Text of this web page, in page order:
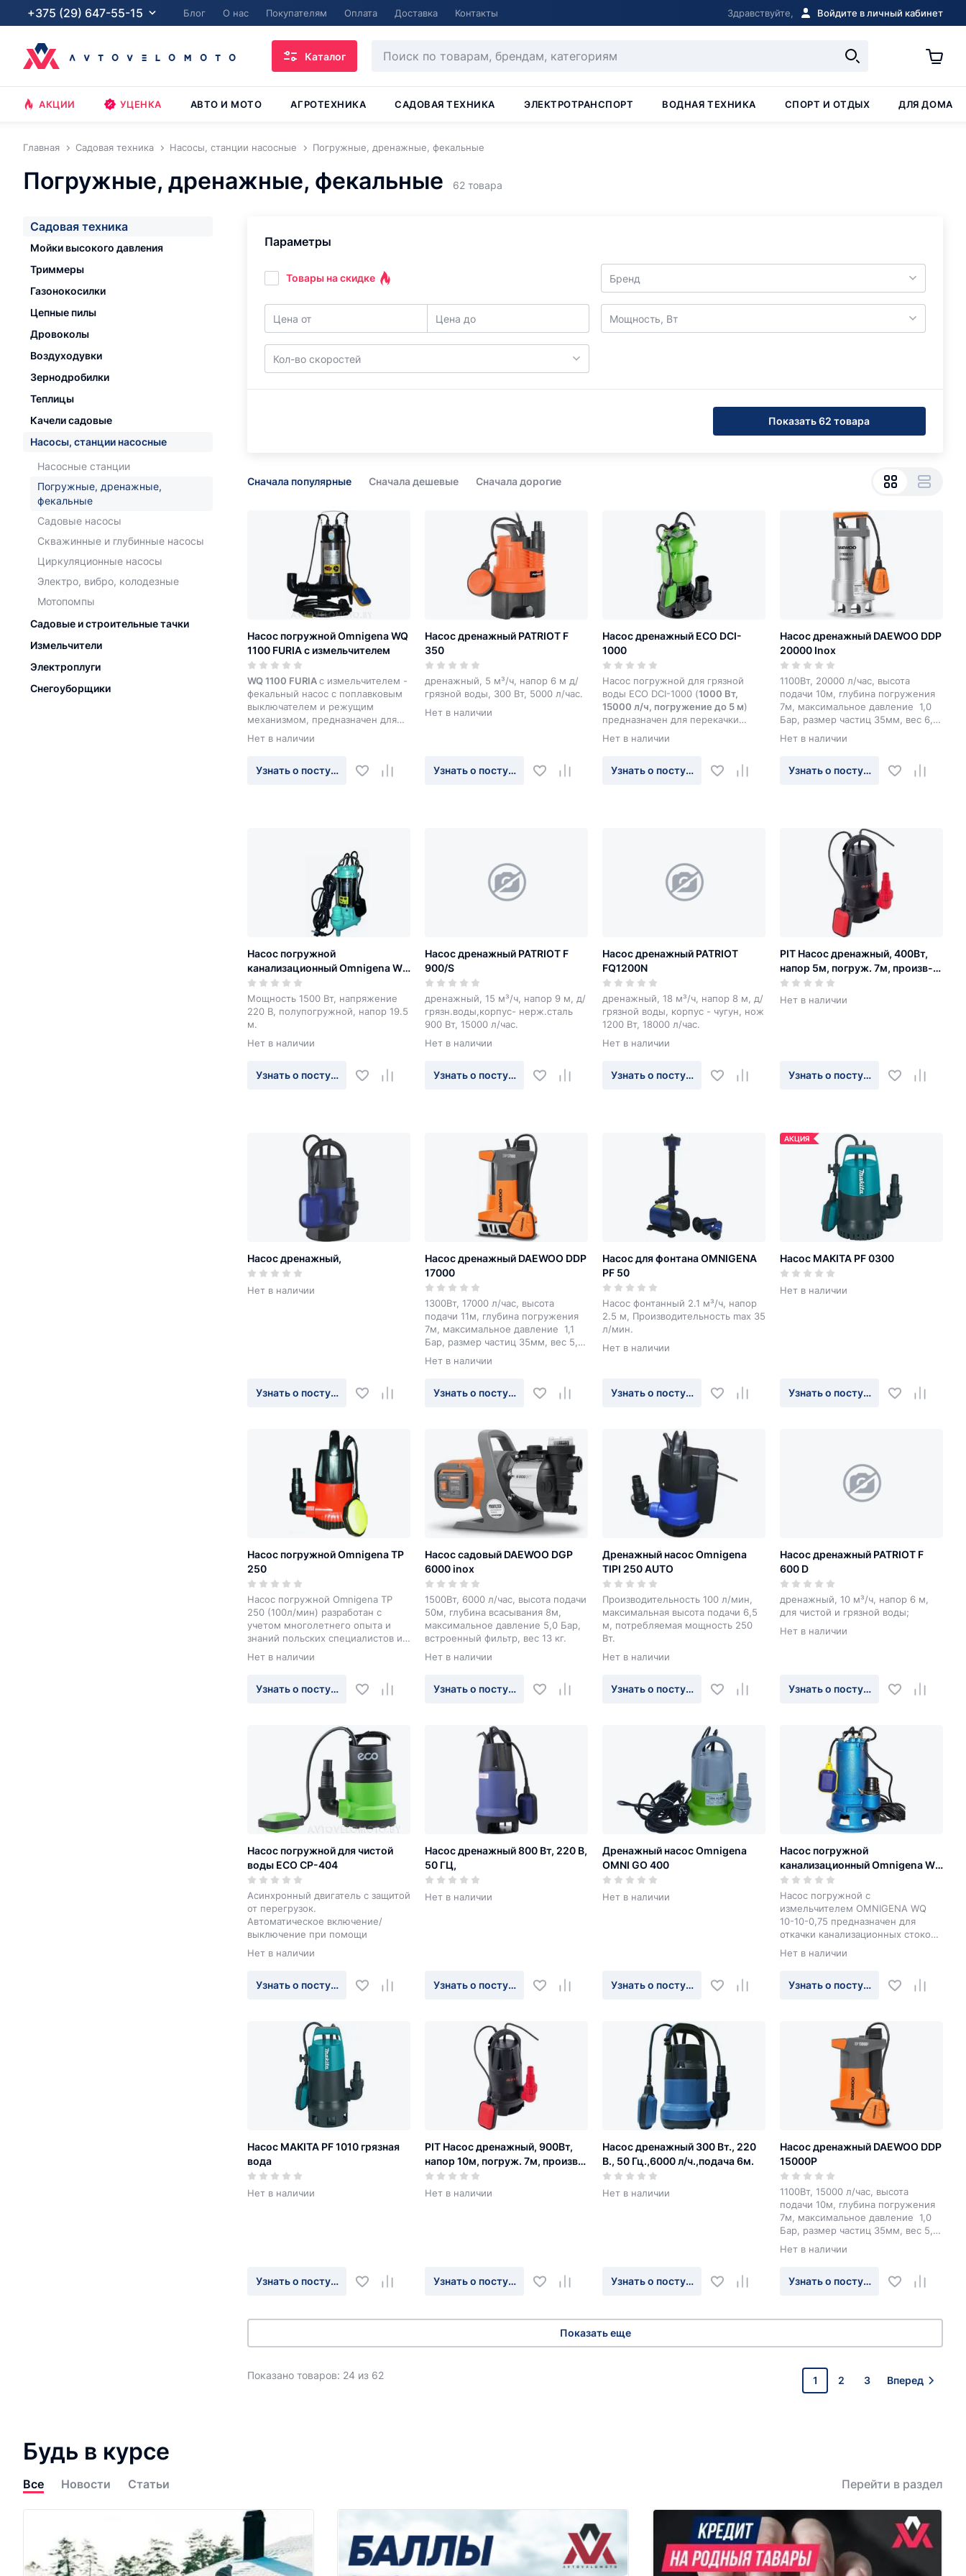
+375 (29) 647-55-15 Блог О нас Покупателям Оплата Доставка Контакты Здравствуйте, Войдите в личный кабинет
Каталог
АКЦИИ УЦЕНКА АВТО И МОТО АГРОТЕХНИКА САДОВАЯ ТЕХНИКА ЭЛЕКТРОТРАНСПОРТ ВОДНАЯ ТЕХНИКА СПОРТ И ОТДЫХ ДЛЯ ДОМА
Главная Садовая техника Насосы, станции насосные Погружные, дренажные, фекальные
Погружные, дренажные, фекальные 62 товара
Садовая техника
Мойки высокого давления
Триммеры
Газонокосилки
Цепные пилы
Дровоколы
Воздуходувки
Зернодробилки
Теплицы
Качели садовые
Насосы, станции насосные
Насосные станции
Погружные, дренажные,
фекальные
Садовые насосы
Скважинные и глубинные насосы
Циркуляционные насосы
Электро, вибро, колодезные
Мотопомпы
Садовые и строительные тачки
Измельчители
Электроплуги
Снегоуборщики
Параметры
Товары на скидке Бренд
Цена от Цена до Мощность, Вт
Кол-во скоростей
Показать 62 товара
Сначала популярные Сначала дешевые Сначала дорогие
Насос погружной Omnigena WQ
1100 FURIA с измельчителем
WQ 1100 FURIAс измельчителем -
фекальный насос с поплавковым
выключателем и режущим
механизмом, предназначен для
отвода канализации и стоков,
откачки грязной воды из
водоемов, отвода сточных
Нет в наличии
Узнать о поступлении
Насос дренажный PATRIOT F
350
дренажный, 5 м³/ч, напор 6 м д/
грязной воды, 300 Вт, 5000 л/час.
Нет в наличии
Узнать о поступлении
Насос дренажный ECO DCI-
1000
Насос погружной для грязной
воды ECO DCI-1000 (1000 Вт,
15000 л/ч, погружение до 5 м)
предназначен для перекачки
сточной воды из затопленных
погребов и подвалов, в случае
технических водоемов.
Нет в наличии
Узнать о поступлении
Насос дренажный DAEWOO DDP
20000 Inox
1100Вт, 20000 л/час, высота
подачи 10м, глубина погружения
7м, максимальное давление 1,0
Бар, размер частиц 35мм, вес 6,1
кг.
Нет в наличии
Узнать о поступлении
Насос погружной
канализационный Omnigena WQ
7-16-1,5
Мощность 1500 Вт, напряжение
220 В, полупогружной, напор 19.5
м.
Нет в наличии
Узнать о поступлении
Насос дренажный PATRIOT F
900/S
дренажный, 15 м³/ч, напор 9 м, д/
грязн.воды,корпус- нерж.сталь
900 Вт, 15000 л/час.
Нет в наличии
Узнать о поступлении
Насос дренажный PATRIOT
FQ1200N
дренажный, 18 м³/ч, напор 8 м, д/
грязной воды, корпус - чугун, нож
1200 Вт, 18000 л/час.
Нет в наличии
Узнать о поступлении
PIT Насос дренажный, 400Вт,
напор 5м, погруж. 7м, произв-
ть 7.5 куб.м/час
Нет в наличии
Узнать о поступлении
Насос дренажный,
Нет в наличии
Узнать о поступлении
Насос дренажный DAEWOO DDP
17000
1300Вт, 17000 л/час, высота
подачи 11м, глубина погружения
7м, максимальное давление 1,1
Бар, размер частиц 35мм, вес 5,5
кг.
Нет в наличии
Узнать о поступлении
Насос для фонтана OMNIGENA
PF 50
Насос фонтанный 2.1 м³/ч, напор
2.5 м, Производительность max 35
л/мин.
Нет в наличии
Узнать о поступлении
АКЦИЯ
Насос MAKITA PF 0300
Нет в наличии
Узнать о поступлении
Насос погружной Omnigena TP
250
Насос погружной Omnigena TP
250 (100л/мин) разработан с
учетом многолетнего опыта и
знаний польских специалистов и
отличаются высоким качеством,
долговечностью и сравнительно
Нет в наличии
Узнать о поступлении
Насос садовый DAEWOO DGP
6000 inox
1500Вт, 6000 л/час, высота подачи
50м, глубина всасывания 8м,
максимальное давление 5,0 Бар,
встроенный фильтр, вес 13 кг.
Нет в наличии
Узнать о поступлении
Дренажный насос Omnigena
TIPI 250 AUTO
Производительность 100 л/мин,
максимальная высота подачи 6,5
м, потребляемая мощность 250
Вт.
Нет в наличии
Узнать о поступлении
Насос дренажный PATRIOT F
600 D
дренажный, 10 м³/ч, напор 6 м,
для чистой и грязной воды;
Нет в наличии
Узнать о поступлении
Насос погружной для чистой
воды ECO CP-404
Асинхронный двигатель с защитой
от перегрузок.
Автоматическое включение/
выключение при помощи
поплавкового выключателя.
Клапана деаэрации автоматически
Нет в наличии
Узнать о поступлении
Насос дренажный 800 Вт, 220 В,
50 ГЦ,
Нет в наличии
Узнать о поступлении
Дренажный насос Omnigena
OMNI GO 400
Нет в наличии
Узнать о поступлении
Насос погружной
канализационный Omnigena WQ
10-10-0,75
Насос погружной с
измельчителем OMNIGENA WQ
10-10-0,75 предназначен для
откачки канализационных стоков,
а также для откачки грязной воды
из затопленных помещений.
Нет в наличии
Узнать о поступлении
Насос MAKITA PF 1010 грязная
вода
Нет в наличии
Узнать о поступлении
PIT Насос дренажный, 900Вт,
напор 10м, погруж. 7м, произв-
ть 12.5 куб.м/час
Нет в наличии
Узнать о поступлении
Насос дренажный 300 Вт., 220
В., 50 Гц.,6000 л/ч.,подача 6м.
Нет в наличии
Узнать о поступлении
Насос дренажный DAEWOO DDP
15000P
1100Вт, 15000 л/час, высота
подачи 10м, глубина погружения
7м, максимальное давление 1,0
Бар, размер частиц 35мм, вес 5,1
кг.
Нет в наличии
Узнать о поступлении
Показать еще
Показано товаров: 24 из 62 1 2 3 Вперед
Будь в курсе
Все Новости Статьи Перейти в раздел